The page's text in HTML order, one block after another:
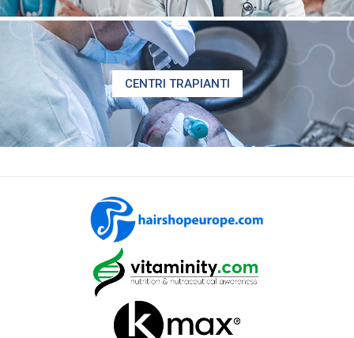
CENTRI TRAPIANTI